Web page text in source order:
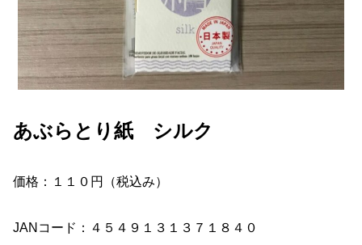
あぶらとり紙 シルク
価格：１１０円（税込み）
JANコード：４５４９１３１３７１８４０